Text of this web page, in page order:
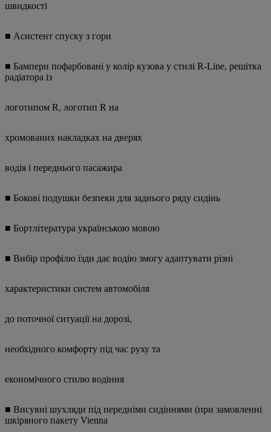
швидкості
■ Асистент спуску з гори
■ Бампери пофарбовані у колір кузова у стилі R-Line, решітка
радіатора із
логотипом R, логотип R на
хромованих накладках на дверях
водія і переднього пасажира
■ Бокові подушки безпеки для заднього ряду сидінь
■ Бортлітература українською мовою
■ Вибір профілю їзди дає водію змогу адаптувати різні
характеристики систем автомобіля
до поточної ситуації на дорозі,
необхідного комфорту під час руху та
економічного стилю водіння
■ Висувні шухляди під передніми сидіннями (при замовленні
шкіряного пакету Vienna